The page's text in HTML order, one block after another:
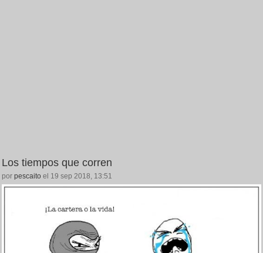
Los tiempos que corren
por pescaito el 19 sep 2018, 13:51